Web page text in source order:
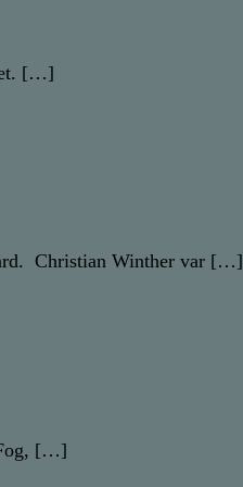
[…]
Christian Winther var […]
[…]